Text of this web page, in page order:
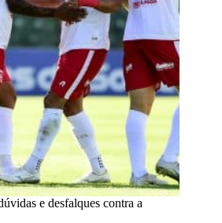
e desfalques contra a